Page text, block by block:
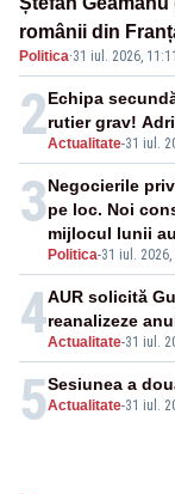
românii din
externe în fața
Politica·31 iul. 2026, 11:11
2Actualitate-31 iul.
Echipa
rutier grav!
3
Politica-31 iul. 2026,
Negocierile
pe loc. Noi
mijlocul lunii
4Actualitate-31 iul.
AUR solicită
reanalizeze
5Actualitate-31 iul.
Sesiunea a